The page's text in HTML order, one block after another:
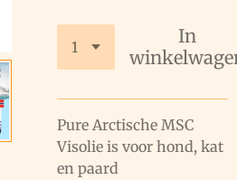
In
Pure Arctische MSC
Visolie is voor hond, kat
en paard